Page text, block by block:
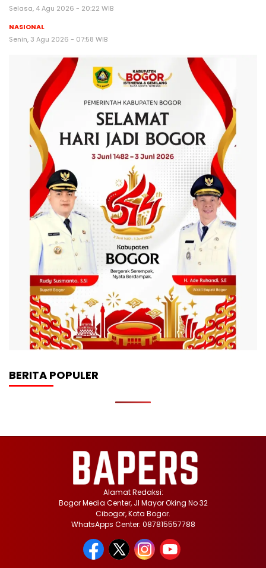
Selasa, 4 Agu 2026 - 20:22 WIB
NASIONAL
Senin, 3 Agu 2026 - 07:58 WIB
BERITA POPULER
Alamat Redaksi:
Bogor Media Center, Jl Mayor Oking No 32
Cibogor, Kota Bogor.
WhatsApps Center: 087815557788